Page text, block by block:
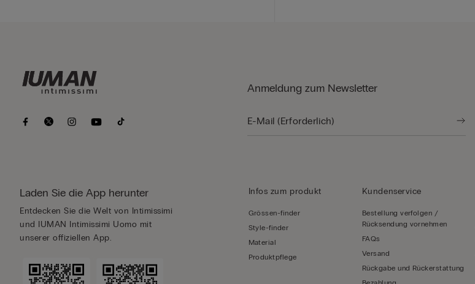
Laden Sie die App herunter
Entdecken Sie die Welt von Intimissimi
und IUMAN Intimissimi Uomo mit
unserer offiziellen App.
Anmeldung zum Newsletter
Infos zum produkt
Grössen-finder
Style-finder
Material
Produktpflege
Kundenservice
Bestellung verfolgen /
Rücksendung vornehmen
FAQs
Versand
Rückgabe und Rückerstattung